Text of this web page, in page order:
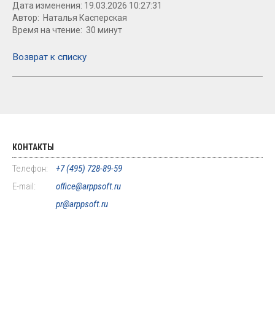
Дата изменения: 19.03.2026 10:27:31
Автор: Наталья Касперская
Время на чтение: 30 минут
Возврат к списку
КОНТАКТЫ
Телефон:
+7 (495) 728-89-59
E-mail:
office@arppsoft.ru
pr@arppsoft.ru